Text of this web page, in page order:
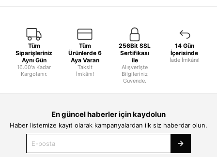
Tüm
Siparişleriniz
Aynı Gün
16.00'a Kadar
Kargolanır.
Tüm
Ürünlerde 6
Aya Varan
Taksit
İmkânı!
256Bit SSL
Sertifikası
ile
Alışverişte
Bilgileriniz
Güvende.
14 Gün
İçerisinde
İade İmkânı!
En güncel haberler için kaydolun
Haber listemize kayıt olarak kampanyalardan ilk siz haberdar olun.